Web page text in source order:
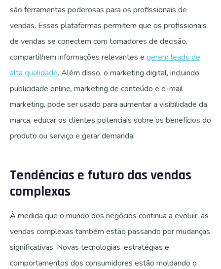
são ferramentas poderosas para os profissionais de
vendas. Essas plataformas permitem que os profissionais
de vendas se conectem com tomadores de decisão,
compartilhem informações relevantes e gerem leads de
alta qualidade. Além disso, o marketing digital, incluindo
publicidade online, marketing de conteúdo e e-mail
marketing, pode ser usado para aumentar a visibilidade da
marca, educar os clientes potenciais sobre os benefícios do
produto ou serviço e gerar demanda.
Tendências e futuro das vendas
complexas
À medida que o mundo dos negócios continua a evoluir, as
vendas complexas também estão passando por mudanças
significativas. Novas tecnologias, estratégias e
comportamentos dos consumidores estão moldando o